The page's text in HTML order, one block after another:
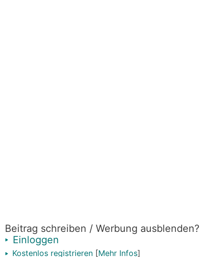
Beitrag schreiben / Werbung ausblenden?
Einloggen
Kostenlos registrieren [Mehr Infos]